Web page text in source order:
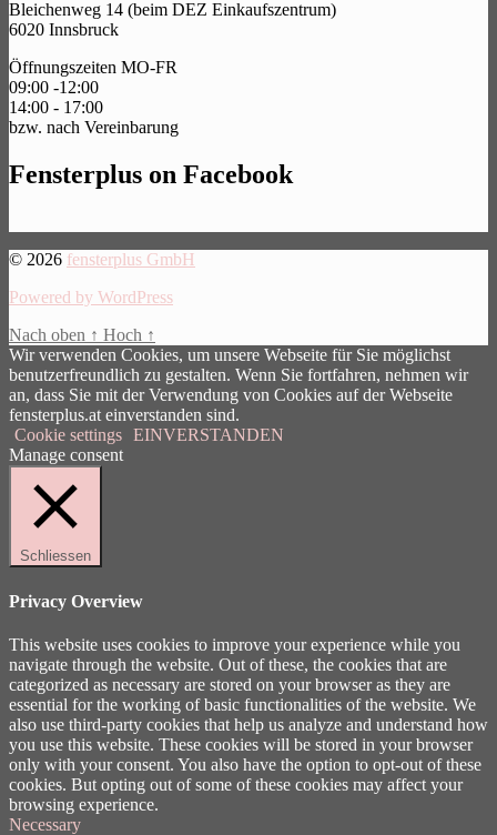
Bleichenweg 14 (beim DEZ Einkaufszentrum)
6020 Innsbruck
Öffnungszeiten MO-FR
09:00 -12:00
14:00 - 17:00
bzw. nach Vereinbarung
Fensterplus on Facebook
© 2026 fensterplus GmbH
Powered by WordPress
Nach oben ↑ Hoch ↑
Wir verwenden Cookies, um unsere Webseite für Sie möglichst
benutzerfreundlich zu gestalten. Wenn Sie fortfahren, nehmen wir
an, dass Sie mit der Verwendung von Cookies auf der Webseite
fensterplus.at einverstanden sind.
Cookie settings EINVERSTANDEN
Manage consent
Schliessen
Privacy Overview
This website uses cookies to improve your experience while you
navigate through the website. Out of these, the cookies that are
categorized as necessary are stored on your browser as they are
essential for the working of basic functionalities of the website. We
also use third-party cookies that help us analyze and understand how
you use this website. These cookies will be stored in your browser
only with your consent. You also have the option to opt-out of these
cookies. But opting out of some of these cookies may affect your
browsing experience.
Necessary